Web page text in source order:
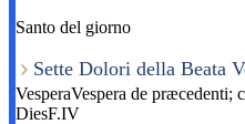
Santo del giorno
Sette Dolori della Beata
VesperaVespera de præcedenti;
DiesF.IV